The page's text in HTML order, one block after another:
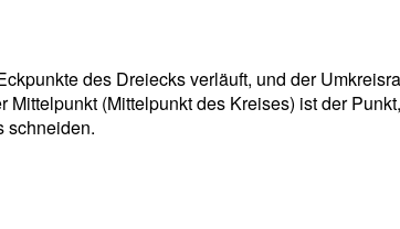
des Dreiecks verläuft, und der
(Mittelpunkt des Kreises) ist der
schneiden.